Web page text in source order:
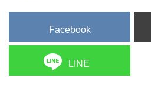
Facebook
LINE